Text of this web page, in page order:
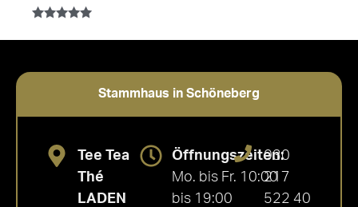
5.00
Stammhaus in Schöneberg
Tee Tea
Thé
LADEN
Öffnungszeiten:
Mo. bis Fr. 10:00
bis 19:00
030
217
522 40